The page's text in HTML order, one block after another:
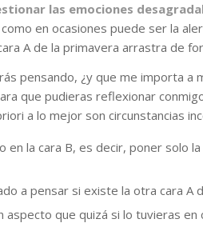
las emociones
en ocasiones puede ser la
A de la primavera arrastra de
pensando, ¿y que me importa a
que pudieras reflexionar
a lo mejor son circunstancias
en la cara B, es decir, poner solo
a pensar si existe la otra cara A
aspecto que quizá si lo tuvieras